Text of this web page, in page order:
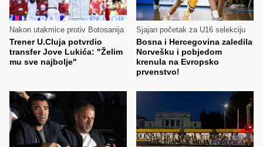
Nakon utakmice protiv Botosanija
Trener U.Cluja potvrdio
transfer Jove Lukića: "Želim
mu sve najbolje"
Sjajan početak za U16 selekciju
Bosna i Hercegovina zaledila
Norvešku i pobjedom
krenula na Evropsko
prvenstvo!